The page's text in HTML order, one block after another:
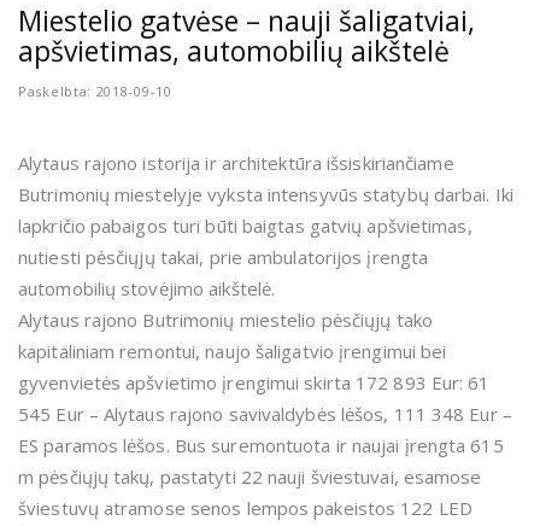
Miestelio gatvėse – nauji šaligatviai,
apšvietimas, automobilių aikštelė
Paskelbta: 2018-09-10
Alytaus rajono istorija ir architektūra išsiskiriančiame
Butrimonių miestelyje vyksta intensyvūs statybų darbai. Iki
lapkričio pabaigos turi būti baigtas gatvių apšvietimas,
nutiesti pėsčiųjų takai, prie ambulatorijos įrengta
automobilių stovėjimo aikštelė.
Alytaus rajono Butrimonių miestelio pėsčiųjų tako
kapitaliniam remontui, naujo šaligatvio įrengimui bei
gyvenvietės apšvietimo įrengimui skirta 172 893 Eur: 61
545 Eur – Alytaus rajono savivaldybės lėšos, 111 348 Eur –
ES paramos lėšos. Bus suremontuota ir naujai įrengta 615
m pėsčiųjų takų, pastatyti 22 nauji šviestuvai, esamose
šviestuvų atramose senos lempos pakeistos 122 LED